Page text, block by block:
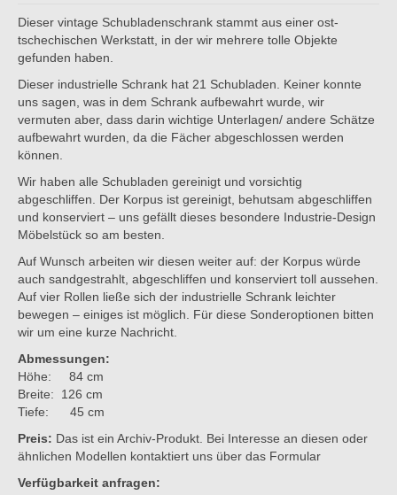
Dieser vintage Schubladenschrank stammt aus einer ost-
tschechischen Werkstatt, in der wir mehrere tolle Objekte
gefunden haben.
Dieser industrielle Schrank hat 21 Schubladen. Keiner konnte
uns sagen, was in dem Schrank aufbewahrt wurde, wir
vermuten aber, dass darin wichtige Unterlagen/ andere Schätze
aufbewahrt wurden, da die Fächer abgeschlossen werden
können.
Wir haben alle Schubladen gereinigt und vorsichtig
abgeschliffen. Der Korpus ist gereinigt, behutsam abgeschliffen
und konserviert – uns gefällt dieses besondere Industrie-Design
Möbelstück so am besten.
Auf Wunsch arbeiten wir diesen weiter auf: der Korpus würde
auch sandgestrahlt, abgeschliffen und konserviert toll aussehen.
Auf vier Rollen ließe sich der industrielle Schrank leichter
bewegen – einiges ist möglich. Für diese Sonderoptionen bitten
wir um eine kurze Nachricht.
Abmessungen:
Höhe: 84 cm
Breite: 126 cm
Tiefe: 45 cm
Preis: Das ist ein Archiv-Produkt. Bei Interesse an diesen oder
ähnlichen Modellen kontaktiert uns über das Formular
Verfügbarkeit anfragen: